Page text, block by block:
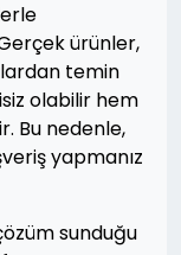
ürünler,
temin
olabilir hem
Bu nedenle,
yapmanız
sunduğu